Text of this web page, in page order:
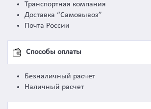
Транспортная компания
Доставка “Самовывоз”
Почта России
Способы оплаты
Безналичный расчет
Наличный расчет